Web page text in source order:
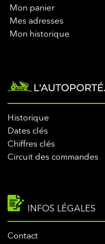
Mon panier
Mes adresses
Mon historique
Historique
Dates clés
Chiffres clés
Circuit des commandes
INFOS LÉGALES
Contact